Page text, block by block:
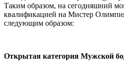
Таким образом, на сегодняшний
квалификацией на Мистер
следующим образом:
Открытая категория Мужской